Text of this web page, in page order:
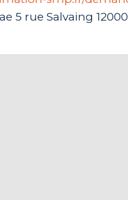
5 rue Salvaing